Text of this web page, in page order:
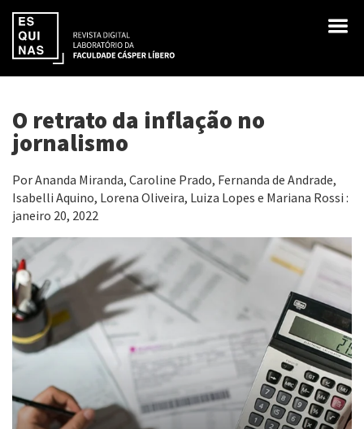
O retrato da inflação no
jornalismo
Por Ananda Miranda, Caroline Prado, Fernanda de Andrade,
Isabelli Aquino, Lorena Oliveira, Luiza Lopes e Mariana Rossi :
janeiro 20, 2022